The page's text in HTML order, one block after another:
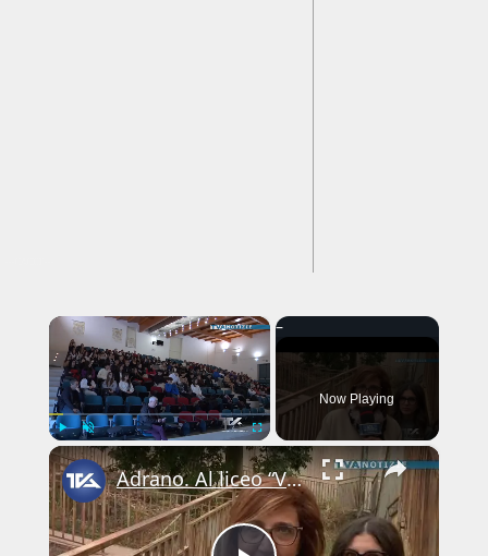
×
Unmute Fullscreen
Now Playing
×
Adrano. Al liceo “Verga” consegnati a 160 studenti gli attestati Cambridge, Dele e Delf per i corsi